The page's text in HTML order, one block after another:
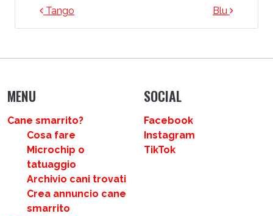
NAVIGAZIONE ARTICOLI
Tango Blu
MENU
Cane smarrito?
Cosa fare
Microchip o
tatuaggio
Archivio cani trovati
Crea annuncio cane
smarrito
SOCIAL
Facebook
Instagram
TikTok